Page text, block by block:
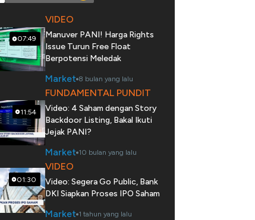
07:49
VIDEO
Manuver PANI! Harga Rights
Issue Turun Free Float
Berpotensi Meledak
Market 8 bulan yang lalu
11:54
FUNDAMENTAL PUNDIT
Video: 4 Saham dengan Story
Backdoor Listing, Bakal Ikuti
Jejak PANI?
Market 10 bulan yang lalu
01:30
VIDEO
Video: Segera Go Public, Bank
DKI Siapkan Proses IPO Saham
Market 1 tahun yang lalu